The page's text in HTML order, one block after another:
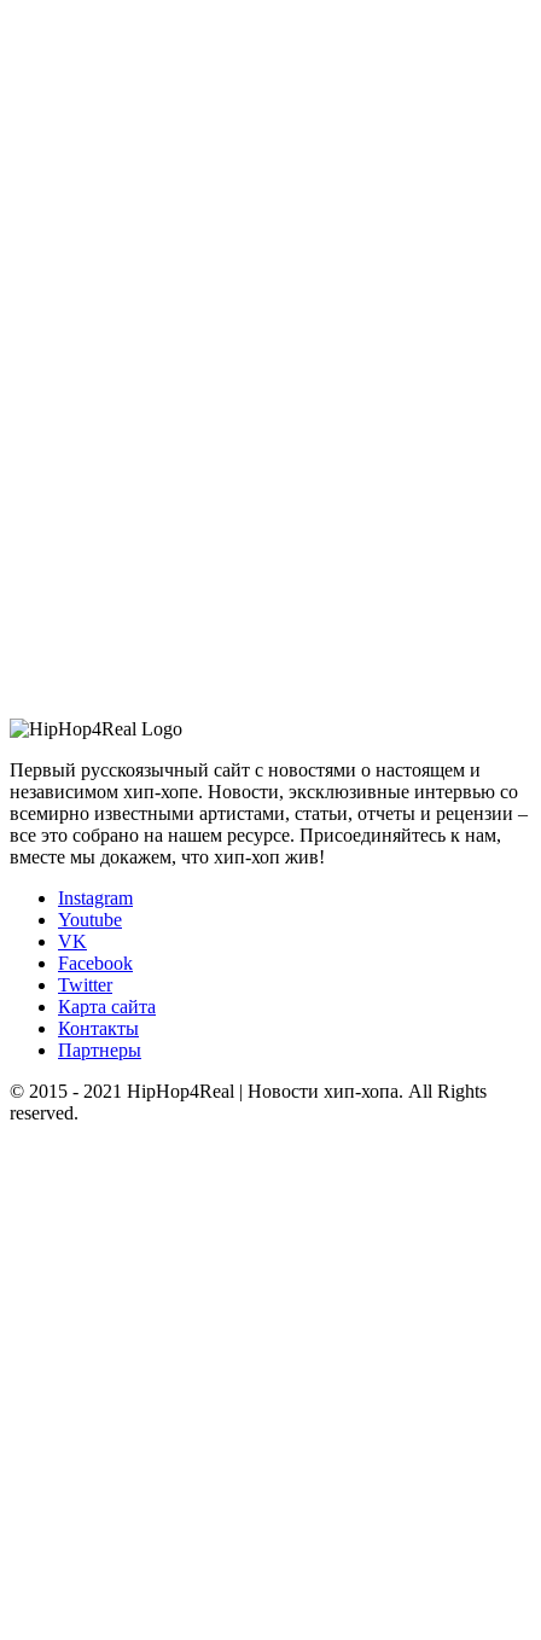
Первый русскоязычный сайт с новостями о настоящем и
независимом хип-хопе. Новости, эксклюзивные интервью со
всемирно известными артистами, статьи, отчеты и рецензии –
все это собрано на нашем ресурсе. Присоединяйтесь к нам,
вместе мы докажем, что хип-хоп жив!
Instagram
Youtube
VK
Facebook
Twitter
Карта сайта
Контакты
Партнеры
© 2015 - 2021 HipHop4Real | Новости хип-хопа. All Rights
reserved.